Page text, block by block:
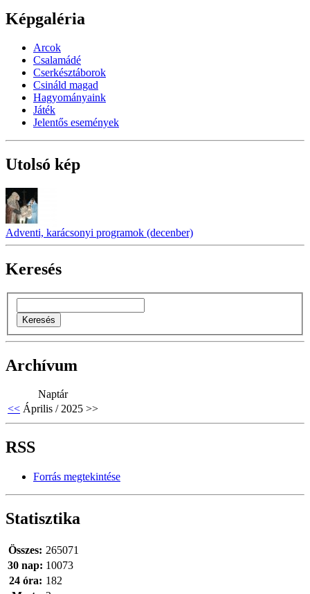
Képgaléria
Arcok
Csalamádé
Cserkésztáborok
Csináld magad
Hagyományaink
Játék
Jelentős események
Utolsó kép
Adventi, karácsonyi programok (decenber)
Keresés
Archívum
Naptár
<< Április / 2025 >>
RSS
Forrás megtekintése
Statisztika
Összes: 265071
30 nap: 10073
24 óra: 182